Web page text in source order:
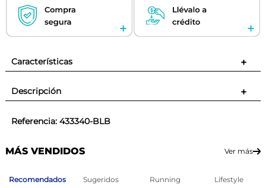
Características +
Descripción +
Referencia: 433340-BLB
MÁS VENDIDOS Ver más
Recomendados Sugeridos Running Lifestyle